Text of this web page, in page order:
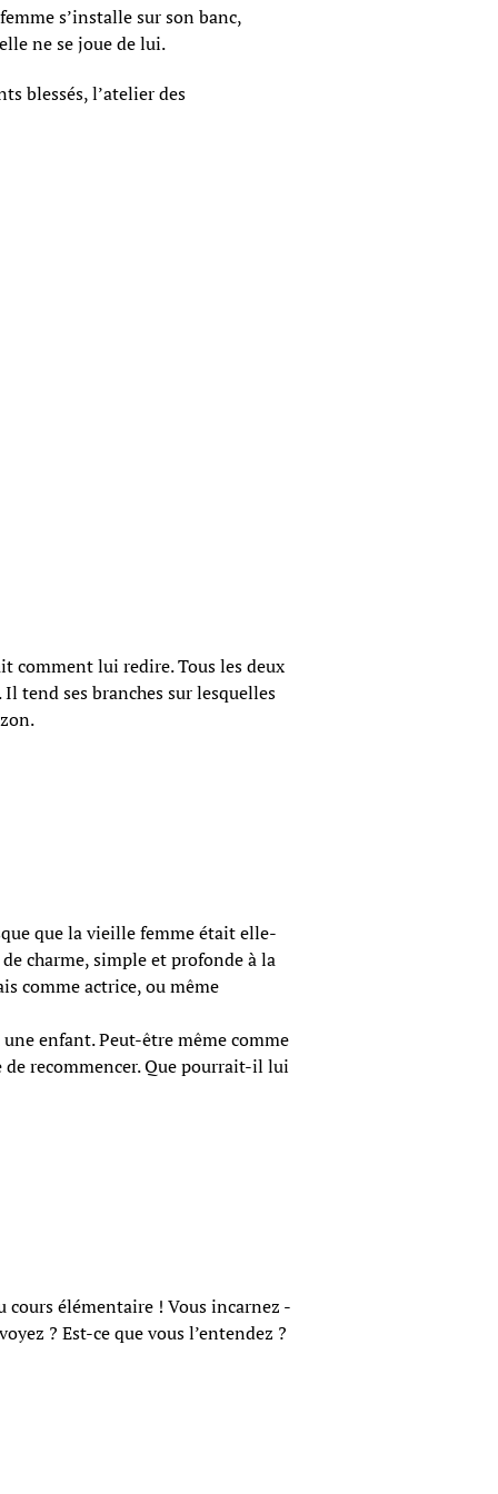
s’installe sur son banc,
ne se joue de lui.
blessés, l’atelier des
comment lui redire. Tous les deux
tend ses branches sur lesquelles
que la vieille femme était elle-
charme, simple et profonde à la
comme actrice, ou même
enfant. Peut-être même comme
recommencer. Que pourrait-il lui
cours élémentaire ! Vous incarnez -
? Est-ce que vous l’entendez ?